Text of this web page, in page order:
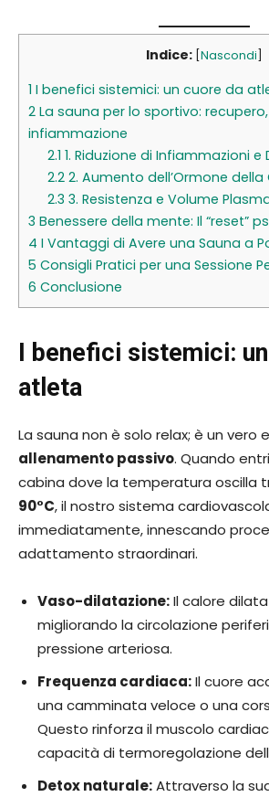
Indice: Nascondi
1 I benefici sistemici: un cuore da
2 La sauna per lo sportivo:
infiammazione
2.1 1. Riduzione di Infiammazioni e
2.2 2. Aumento dell’Ormone della
2.3 3. Resistenza e Volume
3 Benessere della mente: Il “reset”
4 I Vantaggi di Avere una Sauna a
5 Consigli Pratici per una Sessione
6 Conclusione
I benefici sistemici:
atleta
La sauna non è solo relax; è un vero
allenamento passivo. Quando
cabina dove la temperatura oscilla
90°C, il nostro sistema
immediatamente, innescando
adattamento straordinari.
Vaso-dilatazione:Il calore
migliorando la circolazione
pressione arteriosa.
Frequenza cardiaca:Il cuore
una camminata veloce o una
Questo rinforza il muscolo
capacità di termoregolazione
Detox naturale:Attraverso la